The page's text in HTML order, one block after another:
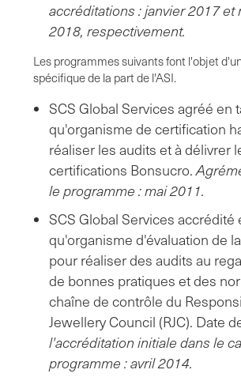
accréditations : janvier 2017 et
2018, respectivement.
Les programmes suivants font l'objet
spécifique de la part de l'ASI.
SCS Global Services agréé en
qu'organisme de certification
réaliser les audits et à délivrer
certifications Bonsucro.
le programme : mai 2011.
SCS Global Services accrédité
qu'organisme d'évaluation de
pour réaliser des audits au
de bonnes pratiques et des
chaîne de contrôle du
Jewellery Council (RJC). Date
l'accréditation initiale dans le
programme : avril 2014.